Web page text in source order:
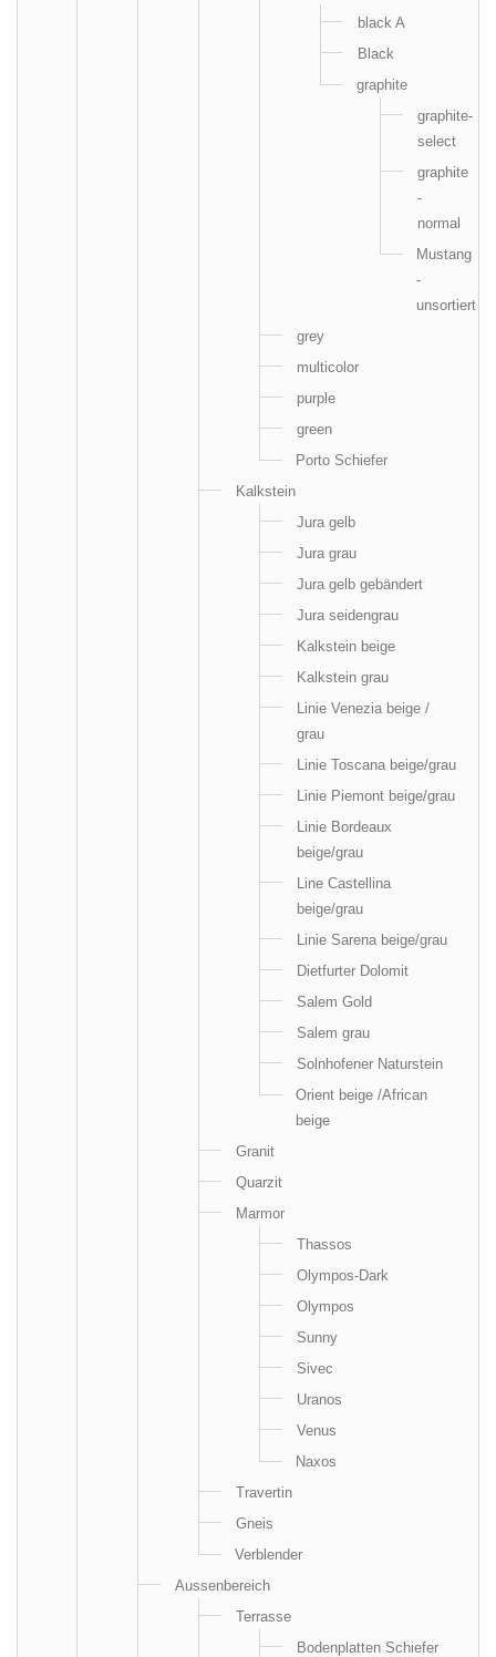
black A
Black
graphite
graphite-
select
graphite
-
normal
Mustang
-
unsortiert
grey
multicolor
purple
green
Porto Schiefer
Kalkstein
Jura gelb
Jura grau
Jura gelb gebändert
Jura seidengrau
Kalkstein beige
Kalkstein grau
Linie Venezia beige /
grau
Linie Toscana beige/grau
Linie Piemont beige/grau
Linie Bordeaux
beige/grau
Line Castellina
beige/grau
Linie Sarena beige/grau
Dietfurter Dolomit
Salem Gold
Salem grau
Solnhofener Naturstein
Orient beige /African
beige
Granit
Quarzit
Marmor
Thassos
Olympos-Dark
Olympos
Sunny
Sivec
Uranos
Venus
Naxos
Travertin
Gneis
Verblender
Aussenbereich
Terrasse
Bodenplatten Schiefer